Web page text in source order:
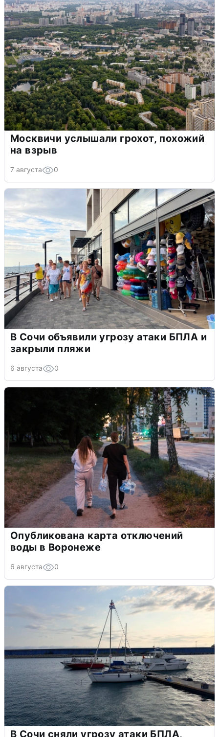
Москвичи услышали грохот, похожий
на взрыв
7 августа 0
В Сочи объявили угрозу атаки БПЛА и
закрыли пляжи
6 августа 0
Опубликована карта отключений
воды в Воронеже
6 августа 0
В Сочи сняли угрозу атаки БПЛА,